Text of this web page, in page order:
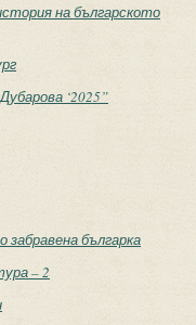
на българското
‘2025”
забравена българка
– 2